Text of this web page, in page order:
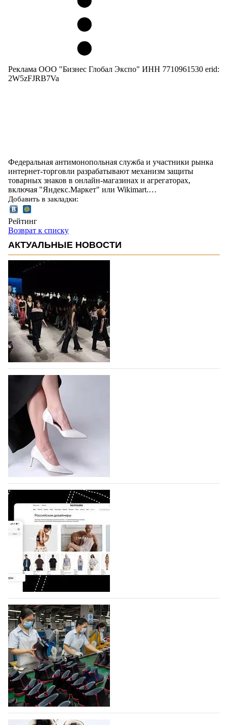
Реклама ООО "Бизнес Глобал Экспо" ИНН 7710961530 erid:
2W5zFJRB7Va
Федеральная антимонопольная служба и участники рынка
интернет-торговли разрабатывают механизм защиты
товарных знаков в онлайн-магазинах и агрегаторах,
включая "Яндекс.Маркет" или Wikimart.…
Добавить в закладки:
Рейтинг
Возврат к списку
АКТУАЛЬНЫЕ НОВОСТИ
На участие в Московской неделе моды
подано 1047 заявок
На участие в седьмой Московской неделе моды,
которая пройдет в российской столице с 26 сентября
по 1 октября, уже подано 1047 заявок. Примерно
половину из них (494) прислали дизайнеры,
коллекции которых не были представлены в…
07.08.2026 769
BALLINA представит свои новинки на Euro
Shoes
Компания BALLINA Guangzhou Lihuang Footwear
Co., Ltd., основанная в 2011 году и расположенная в
Гуанчжоу, столице моды Китая, является
профессиональной обувной компанией,
объединяющей разработку, производство и…
07.08.2026 638
На платформе Lamoda - новый раздел и
условия продвижения локальных
дизайнерских марок
Российский маркетплейс Lamoda решил обновить
раздел для продажи продукции локальных
дизайнерских марок одежды, обуви и аксессуаров.
Бренды также получат маркетинговую…
06.08.2026 819